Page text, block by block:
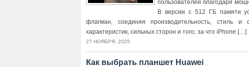
пользователей благодаря
В версии с 512 ГБ памяти
флагман, соединяя производительность, стиль
характеристик, сильных сторон и того, за что iPhone […]
27 НОЯБРЯ, 2025
Как выбрать планшет Huawei